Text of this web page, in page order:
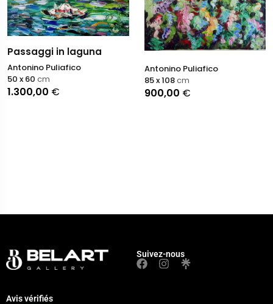
Passaggi in laguna
Antonino Puliafico
1.300,00 €
50 x 60 cm
Antonino Puliafico
900,00 €
85 x 108cm
Suivez-nous
Avis vérifiés